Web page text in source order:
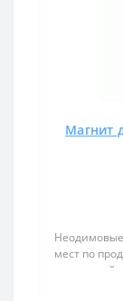
Магнит
мест по
подъемной